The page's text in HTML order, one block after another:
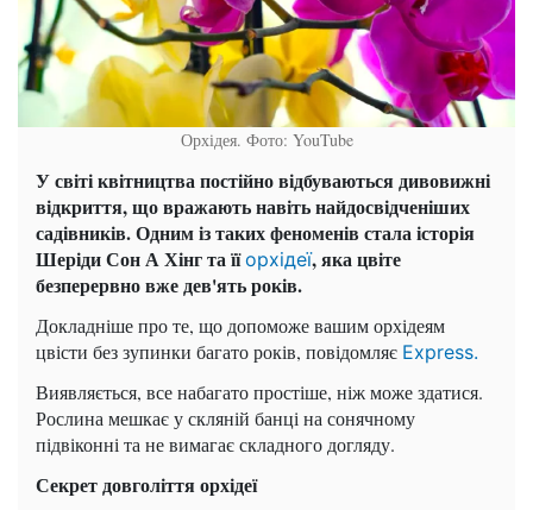
Орхідея. Фото: YouTube
У світі квітництва постійно відбуваються дивовижні
відкриття, що вражають навіть найдосвідченіших
садівників. Одним із таких феноменів стала історія
Шеріди Сон А Хінг та їїорхідеї, яка цвіте
безперервно вже дев'ять років.
Докладніше про те, що допоможе вашим орхідеям
цвісти без зупинки багато років, повідомляє Express.
Виявляється, все набагато простіше, ніж може здатися.
Рослина мешкає у скляній банці на сонячному
підвіконні та не вимагає складного догляду.
Секрет довголіття орхідеї